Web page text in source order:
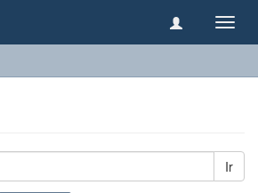
Ir